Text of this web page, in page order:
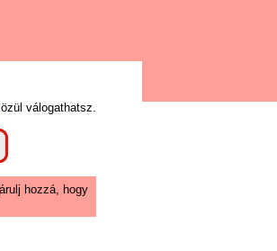
válogathatsz.
hozzá, hogy